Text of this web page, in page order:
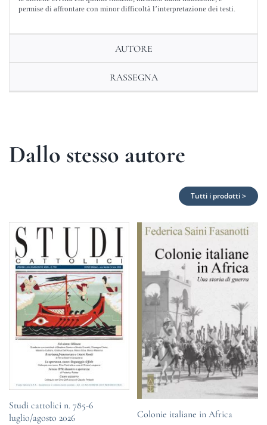
permise di affrontare con minor difficoltà l’interpretazione dei testi.
AUTORE
RASSEGNA
Dallo stesso autore
Tutti i prodotti >
Studi cattolici n. 785-6
luglio/agosto 2026
Colonie italiane in Africa